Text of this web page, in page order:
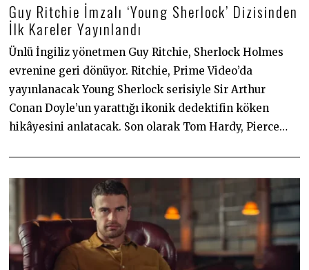
.
2
2
0
2
5
Guy Ritchie İmzalı ‘Young Sherlock’ Dizisinden
İlk Kareler Yayınlandı
Ünlü İngiliz yönetmen Guy Ritchie, Sherlock Holmes
evrenine geri dönüyor. Ritchie, Prime Video’da
yayınlanacak Young Sherlock serisiyle Sir Arthur
Conan Doyle’un yarattığı ikonik dedektifin köken
hikâyesini anlatacak. Son olarak Tom Hardy, Pierce…